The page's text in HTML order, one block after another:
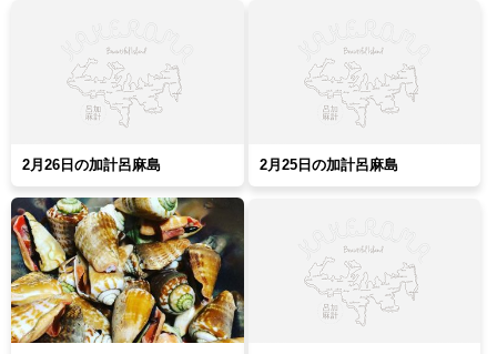
2月26日の加計呂麻島 2月25日の加計呂麻島